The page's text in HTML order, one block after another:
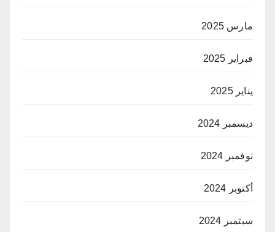
مارس 2025
فبراير 2025
يناير 2025
ديسمبر 2024
نوفمبر 2024
أكتوبر 2024
سبتمبر 2024